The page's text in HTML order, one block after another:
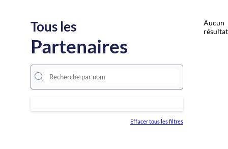
Tous les
Partenaires
Effacer tous les filtres
Aucun
résultat